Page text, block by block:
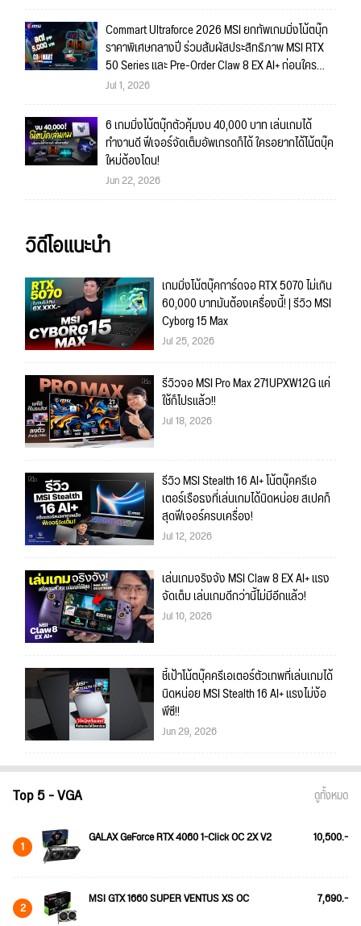
Commart Ultraforce 2026 MSI ยกทัพเกมมิ่งโน้ตบุ๊ก
ราคาพิเศษกลางปี ร่วมสัมผัสประสิทธิภาพ MSI RTX
50 Series และ Pre-Order Claw 8 EX AI+ ก่อนใคร
พร้อมของรางวัลเข้าร่วมกิจกรรมในงาน!
Jul 1, 2026
6 เกมมิ่งโน้ตบุ๊กตัวคุ้มงบ 40,000 บาท เล่นเกมได้
ทำงานดี ฟีเจอร์จัดเต็มอัพเกรดก็ได้ ใครอยากได้โน้ตบุ๊ค
ใหม่ต้องโดน!
Jun 22, 2026
วิดีโอแนะนำ
เกมมิ่งโน้ตบุ๊คการ์ดจอ RTX 5070 ไม่เกิน
60,000 บาทมันต้องเครื่องนี้! | รีวิว MSI
Cyborg 15 Max
Jul 25, 2026
รีวิวจอ MSI Pro Max 271UPXW12G แค่
ใช้ก็โปรแล้ว!!
Jul 18, 2026
รีวิว MSI Stealth 16 AI+ โน้ตบุ๊คครีเอ
เตอร์เรือธงที่เล่นเกมได้นิดหน่อย สเปคก็
สุดฟีเจอร์ครบเครื่อง!
Jul 12, 2026
เล่นเกมจริงจัง MSI Claw 8 EX AI+ แรง
จัดเต็ม เล่นเกมดีกว่านี้ไม่มีอีกแล้ว!
Jul 10, 2026
ชี้เป้าโน้ตบุ๊คครีเอเตอร์ตัวเทพที่เล่นเกมได้
นิดหน่อย MSI Stealth 16 AI+ แรงไม่ง้อ
พีซี!!
Jun 29, 2026
Top 5 - VGA ดูทั้งหมด
1 GALAX GeForce RTX 4060 1-Click OC 2X V2 10,500.-
2 MSI GTX 1660 SUPER VENTUS XS OC 7,690.-